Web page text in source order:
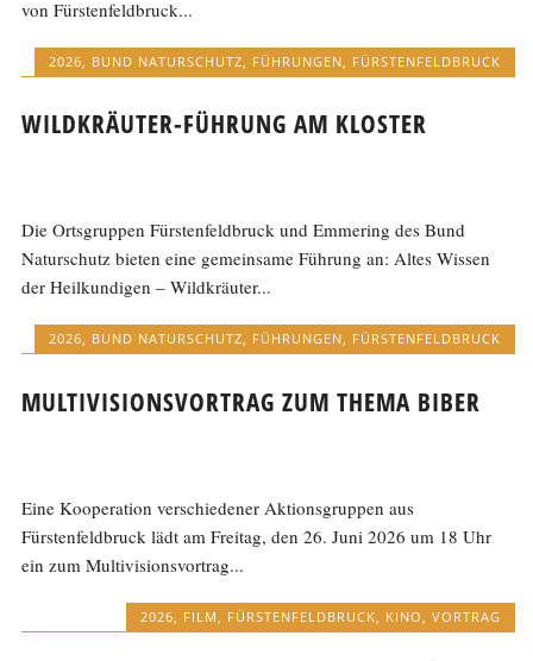
von Fürstenfeldbruck...
2026, BUND NATURSCHUTZ, FÜHRUNGEN, FÜRSTENFELDBRUCK
WILDKRÄUTER-FÜHRUNG AM KLOSTER
Die Ortsgruppen Fürstenfeldbruck und Emmering des Bund
Naturschutz bieten eine gemeinsame Führung an: Altes Wissen
der Heilkundigen – Wildkräuter...
2026, BUND NATURSCHUTZ, FÜHRUNGEN, FÜRSTENFELDBRUCK
MULTIVISIONSVORTRAG ZUM THEMA BIBER
Eine Kooperation verschiedener Aktionsgruppen aus
Fürstenfeldbruck lädt am Freitag, den 26. Juni 2026 um 18 Uhr
ein zum Multivisionsvortrag...
2026 FILM FÜRSTENFELDBRUCK KINO VORTRAG